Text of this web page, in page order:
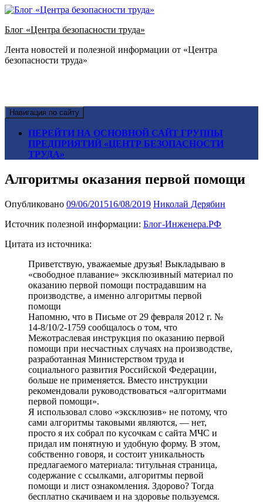
Блог «Центра безопасности труда»
Лента новостей и полезной информации от «Центра
безопасности труда»
Навигация по сайту
ПЕРЕЙТИ НА ОСНОВНОЙ САЙТ ГРУППЫ
ПРЕДПРИЯТИЙ «ЦЕНТР БЕЗОПАСНОСТИ
ТРУДА»
Алгоритмы оказания первой помощи
Опубликовано 09/06/201516/08/2019 Николай Дерябин
Источник полезной информации: Блог-Инженера.РФ
Цитата из источника:
Приветствую, уважаемые друзья! Выкладываю в
«свободное плавание» эксклюзивный материал по
оказанию первой помощи пострадавшим на
производстве, а именно алгоритмы первой
помощи
Напомню, что в Письме от 29 февраля 2012 г. №
14-8/10/2-1759 сообщалось о том, что
Межотраслевая инструкция по оказанию первой
помощи при несчастных случаях на производстве,
разработанная Министерством труда и
социального развития Российской Федерации,
больше не применяется. Вместо инструкции
рекомендовали руководствоваться «алгоритмами
первой помощи».
Я использовал слово «эксклюзив» не потому, что
сами алгоритмы таковыми являются, — нет,
просто я их собрал по кусочкам с сайта МЧС и
придал им понятную и удобную форму. В этом,
собственно говоря, и состоит уникальность
предлагаемого материала: титульная страница,
содержание с ссылками, алгоритмы первой
помощи и лист ознакомления. Здорово? Тогда
бесплатно скачиваем и на здоровье пользуемся.